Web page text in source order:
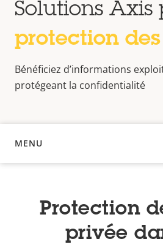
Solutions Axis
protection
Bénéficiez d’informations
protégeant la confidentialité
MENU
APERÇU
Protection
privée